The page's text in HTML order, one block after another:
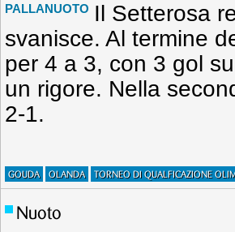
PALLANUOTO Il Setterosa
svanisce. Al termine
per 4 a 3, con 3 gol
un rigore. Nella
2-1.
GOUDA OLANDA TORNEO DI QUALFICAZIONE
Nuoto